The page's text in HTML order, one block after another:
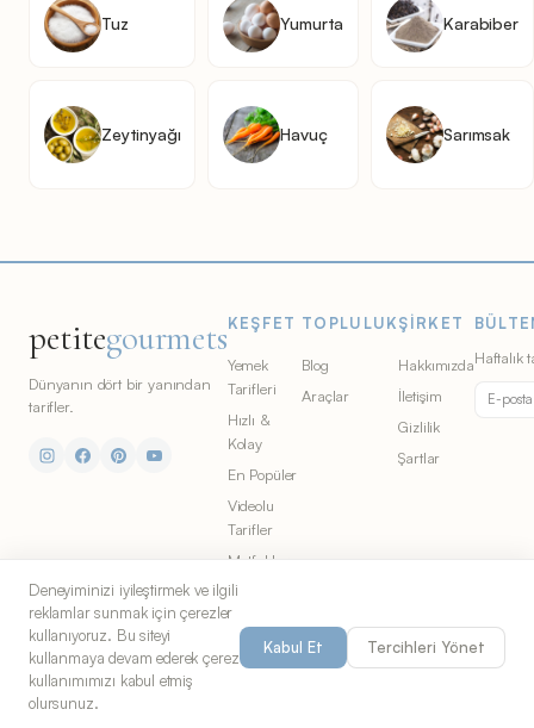
Tuz Yumurta Karabiber
Zeytinyağı Havuç Sarımsak
petitegourmets
Dünyanın dört bir yanından
tarifler.
KEŞFET
Yemek
Tarifleri
Hızlı &
Kolay
En Popüler
Videolu
Tarifler
Mutfaklar
Malzemeler
TOPLULUK
Blog
Araçlar
ŞIRKET
Hakkımızda
İletişim
Gizlilik
Şartlar
Haftalık
© 2026 Petite Gourmets. All rights
reserved. Part of
Chicago'dan yemek severler
Deneyiminizi iyileştirmek ve ilgili
reklamlar sunmak için çerezler
kullanıyoruz. Bu siteyi
kullanmaya devam ederek çerez
kullanımımızı kabul etmiş
olursunuz.
Kabul Et Tercihleri Yönet